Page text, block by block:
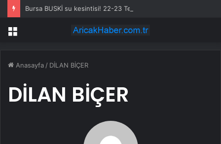
Menü
Anasayfa / DİLAN BİÇER
DİLAN BİÇER